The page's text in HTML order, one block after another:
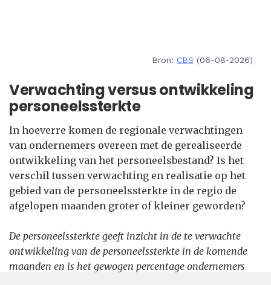
Bron: CBS (06-08-2026)
Verwachting versus ontwikkeling
personeelssterkte
In hoeverre komen de regionale verwachtingen
van ondernemers overeen met de gerealiseerde
ontwikkeling van het personeelsbestand? Is het
verschil tussen verwachting en realisatie op het
gebied van de personeelssterkte in de regio de
afgelopen maanden groter of kleiner geworden?
De personeelssterkte geeft inzicht in de te verwachte
ontwikkeling van de personeelssterkte in de komende
maanden en is het gewogen percentage ondernemers